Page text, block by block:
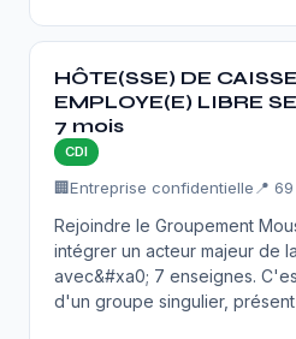
HÔTE(SSE) DE
EMPLOYE(E) LIBRE
7 mois
CDI
🏢Entreprise confidentielle 📍
Rejoindre le Groupement
intégrer un acteur majeur de
avec&#xa0; 7 enseignes.
d'un groupe singulier,